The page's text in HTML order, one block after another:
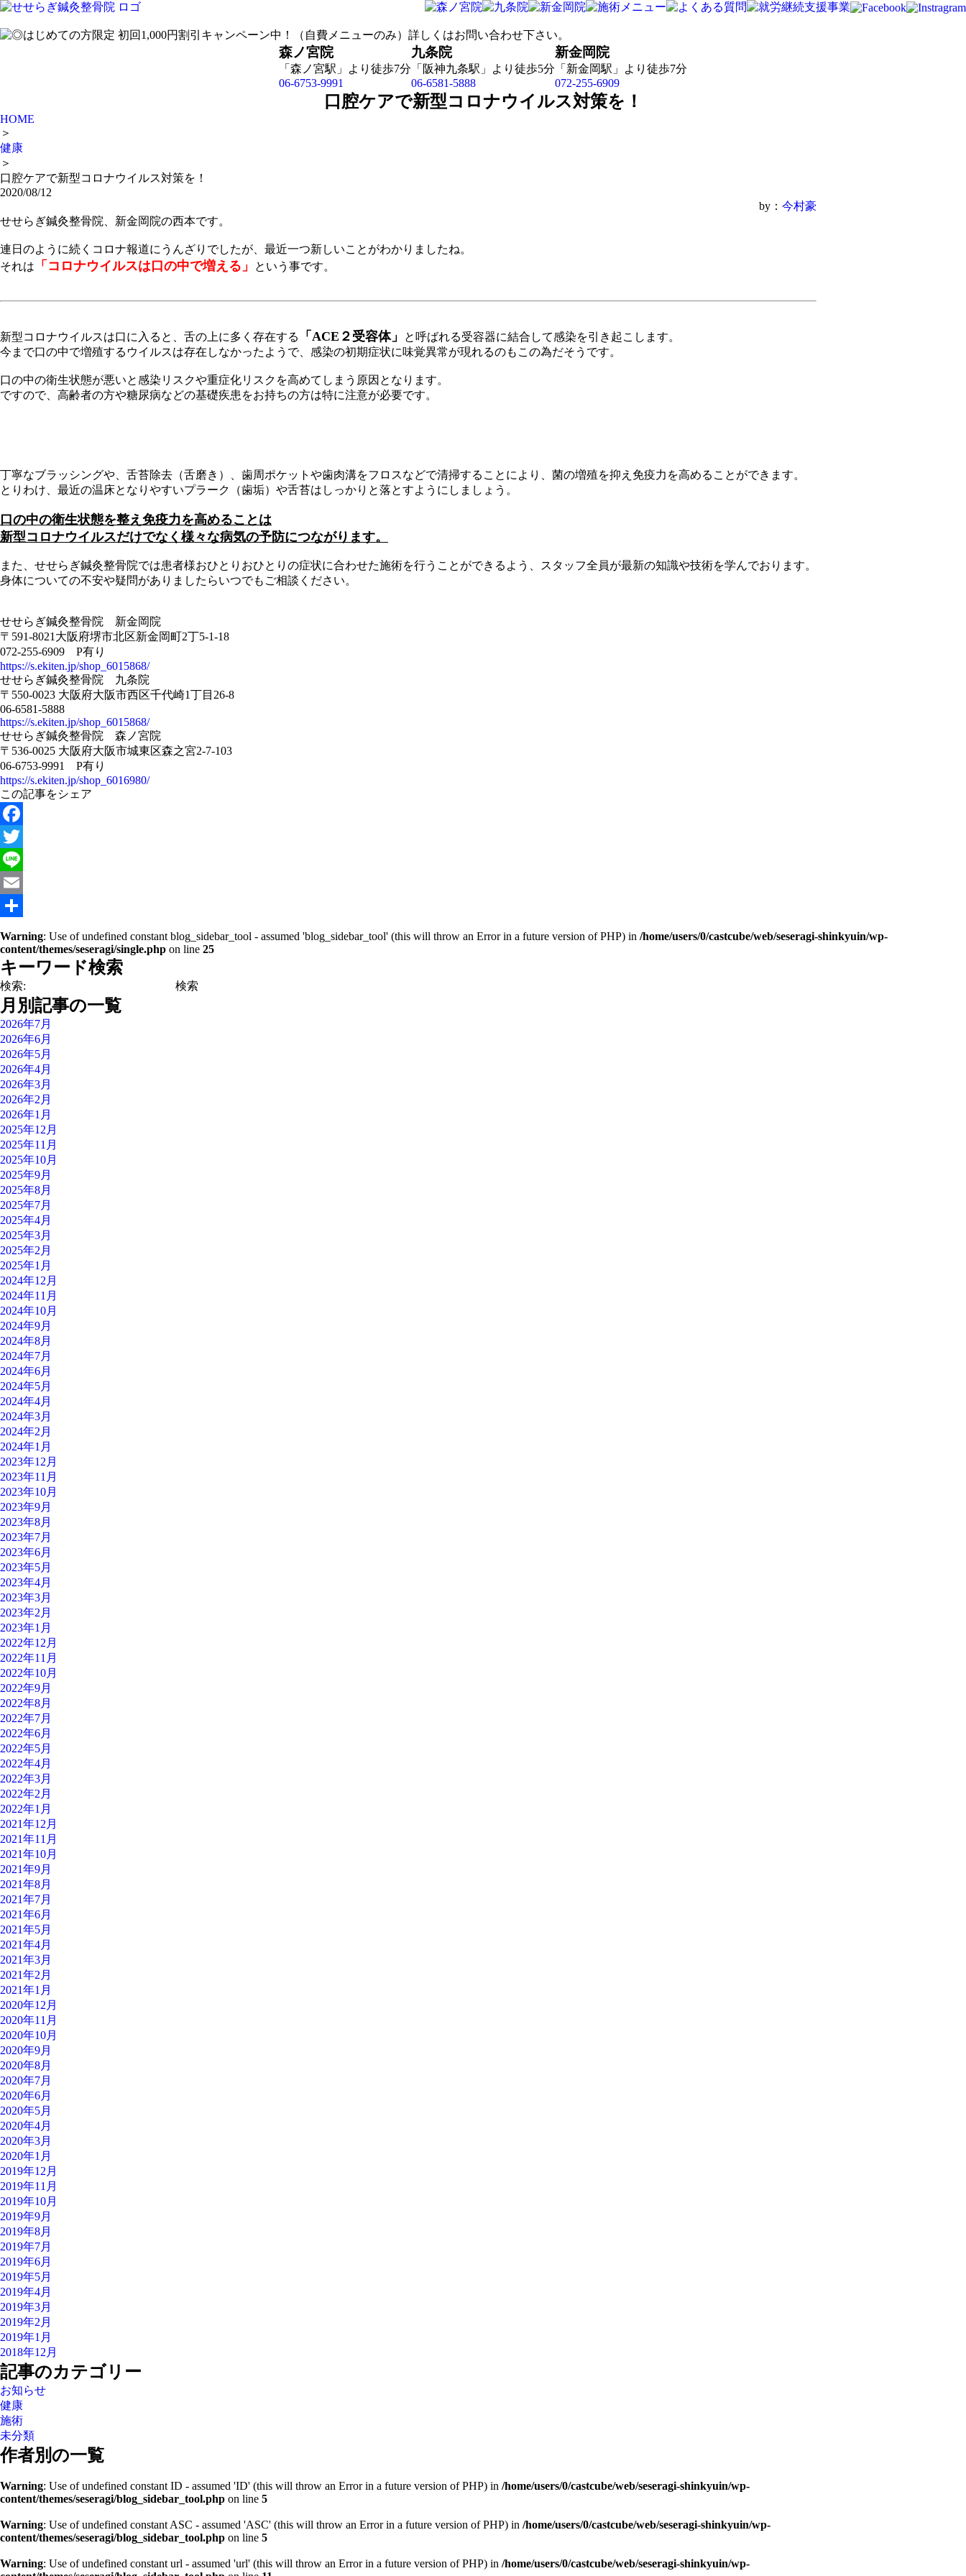
森ノ宮院
「森ノ宮駅」より徒歩7分
06-6753-9991
九条院
「阪神九条駅」より徒歩5分
06-6581-5888
新金岡院
「新金岡駅」より徒歩7分
072-255-6909
口腔ケアで新型コロナウイルス対策を！
HOME
＞
健康
＞
口腔ケアで新型コロナウイルス対策を！
2020/08/12
by： 今村豪
せせらぎ鍼灸整骨院、新金岡院の西本です。
連日のように続くコロナ報道にうんざりでしたが、最近一つ新しいことがわかりましたね。
それは
「コロナウイルスは口の中で増える」 という事です。
新型コロナウイルスは口に入ると、舌の上に多く存在する 「ACE２受容体」
と呼ばれる受容器に結合して感染を引き起こします。
今まで口の中で増殖するウイルスは存在しなかったようで、感染の初期症状に味覚異常が現れるのもこの為だそうです。
口の中の衛生状態が悪いと感染リスクや重症化リスクを高めてしまう原因となります。
ですので、高齢者の方や糖尿病などの基礎疾患をお持ちの方は特に注意が必要です。
丁寧なブラッシングや、舌苔除去（舌磨き）、歯周ポケットや歯肉溝をフロスなどで清掃することにより、菌の増殖を抑え免疫力を高めることができます。
とりわけ、最近の温床となりやすいプラーク（歯垢）や舌苔はしっかりと落とすようにしましょう。
口の中の衛生状態を整え免疫力を高めることは
新型コロナウイルスだけでなく様々な病気の予防につながります。
また、せせらぎ鍼灸整骨院では患者様おひとりおひとりの症状に合わせた施術を行うことができるよう、スタッフ全員が最新の知識や技術を学んでおります。
身体についての不安や疑問がありましたらいつでもご相談ください。
せせらぎ鍼灸整骨院 新金岡院
〒591-8021大阪府堺市北区新金岡町2丁5-1-18
072-255-6909 P有り
https://s.ekiten.jp/shop_6015868/
せせらぎ鍼灸整骨院 九条院
〒550-0023 大阪府大阪市西区千代崎1丁目26-8
06-6581-5888
https://s.ekiten.jp/shop_6015868/
せせらぎ鍼灸整骨院 森ノ宮院
〒536-0025 大阪府大阪市城東区森之宮2-7-103
06-6753-9991 P有り
https://s.ekiten.jp/shop_6016980/
この記事をシェア
Facebook
Twitter
Line
Email
有
Warning: Use of undefined constant blog_sidebar_tool - assumed 'blog_sidebar_tool' (this will throw an Error in a future version of PHP) in /home/users/0/castcube/web/seseragi-shinkyuin/wp-
content/themes/seseragi/single.php on line 25
キーワード検索
検索:
月別記事の一覧
2026年7月
2026年6月
2026年5月
2026年4月
2026年3月
2026年2月
2026年1月
2025年12月
2025年11月
2025年10月
2025年9月
2025年8月
2025年7月
2025年4月
2025年3月
2025年2月
2025年1月
2024年12月
2024年11月
2024年10月
2024年9月
2024年8月
2024年7月
2024年6月
2024年5月
2024年4月
2024年3月
2024年2月
2024年1月
2023年12月
2023年11月
2023年10月
2023年9月
2023年8月
2023年7月
2023年6月
2023年5月
2023年4月
2023年3月
2023年2月
2023年1月
2022年12月
2022年11月
2022年10月
2022年9月
2022年8月
2022年7月
2022年6月
2022年5月
2022年4月
2022年3月
2022年2月
2022年1月
2021年12月
2021年11月
2021年10月
2021年9月
2021年8月
2021年7月
2021年6月
2021年5月
2021年4月
2021年3月
2021年2月
2021年1月
2020年12月
2020年11月
2020年10月
2020年9月
2020年8月
2020年7月
2020年6月
2020年5月
2020年4月
2020年3月
2020年1月
2019年12月
2019年11月
2019年10月
2019年9月
2019年8月
2019年7月
2019年6月
2019年5月
2019年4月
2019年3月
2019年2月
2019年1月
2018年12月
記事のカテゴリー
お知らせ
健康
施術
未分類
作者別の一覧
Warning: Use of undefined constant ID - assumed 'ID' (this will throw an Error in a future version of PHP) in /home/users/0/castcube/web/seseragi-shinkyuin/wp-
content/themes/seseragi/blog_sidebar_tool.php on line 5
Warning: Use of undefined constant ASC - assumed 'ASC' (this will throw an Error in a future version of PHP) in /home/users/0/castcube/web/seseragi-shinkyuin/wp-
content/themes/seseragi/blog_sidebar_tool.php on line 5
Warning: Use of undefined constant url - assumed 'url' (this will throw an Error in a future version of PHP) in /home/users/0/castcube/web/seseragi-shinkyuin/wp-